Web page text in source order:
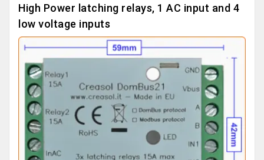
High Power latching relays, 1 AC input and 4
low voltage inputs